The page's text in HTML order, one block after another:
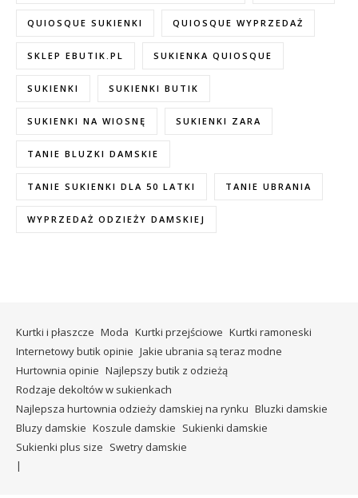
QUIOSQUE SUKIENKI QUIOSQUE WYPRZEDAŻ
SKLEP EBUTIK.PL SUKIENKA QUIOSQUE
SUKIENKI SUKIENKI BUTIK
SUKIENKI NA WIOSNĘ SUKIENKI ZARA
TANIE BLUZKI DAMSKIE
TANIE SUKIENKI DLA 50 LATKI TANIE UBRANIA
WYPRZEDAŻ ODZIEŻY DAMSKIEJ
Kurtki i płaszcze Moda Kurtki przejściowe Kurtki ramoneski
Internetowy butik opinie Jakie ubrania są teraz modne
Hurtownia opinie Najlepszy butik z odzieżą
Rodzaje dekoltów w sukienkach
Najlepsza hurtownia odzieży damskiej na rynku Bluzki damskie
Bluzy damskie Koszule damskie Sukienki damskie
Sukienki plus size Swetry damskie